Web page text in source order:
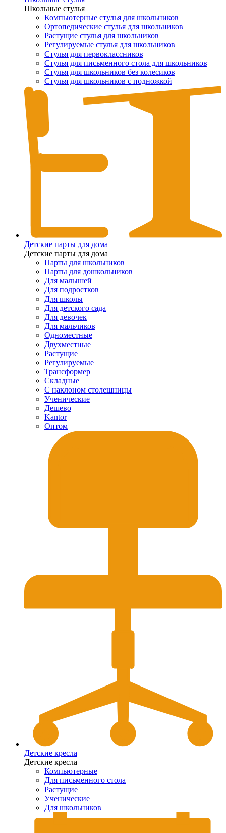
Школьные стулья
Компьютерные стулья для школьников
Ортопедические стулья для школьников
Растущие стулья для школьников
Регулируемые стулья для школьников
Стулья для первоклассников
Стулья для письменного стола для школьников
Стулья для школьников без колесиков
Стулья для школьников с подножкой
Детские парты для дома
Детские парты для дома
Парты для школьников
Парты для дошкольников
Для малышей
Для подростков
Для школы
Для детского сада
Для девочек
Для мальчиков
Одноместные
Двухместные
Растущие
Регулируемые
Трансформер
Складные
С наклоном столешницы
Ученические
Дешево
Kantor
Оптом
Детские кресла
Детские кресла
Компьютерные
Для письменного стола
Растущие
Ученические
Для школьников